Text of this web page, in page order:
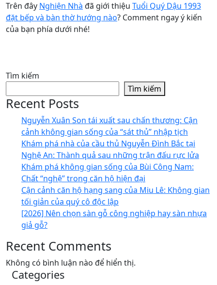
Trên đây Nghiện Nhà đã giới thiệu Tuổi Quý Dậu 1993
đặt bếp và bàn thờ hướng nào? Comment ngay ý kiến
của bạn phía dưới nhé!
Tìm kiếm
Tìm kiếm
Recent Posts
Nguyễn Xuân Son tái xuất sau chấn thương: Cận
cảnh không gian sống của “sát thủ” nhập tịch
Khám phá nhà của cầu thủ Nguyễn Đình Bắc tại
Nghệ An: Thành quả sau những trận đấu rực lửa
Khám phá không gian sống của Bùi Công Nam:
Chất “nghệ” trong căn hộ hiện đại
Cận cảnh căn hộ hạng sang của Miu Lê: Không gian
tối giản của quý cô độc lập
[2026] Nên chọn sàn gỗ công nghiệp hay sàn nhựa
giả gỗ?
Recent Comments
Không có bình luận nào để hiển thị.
Categories